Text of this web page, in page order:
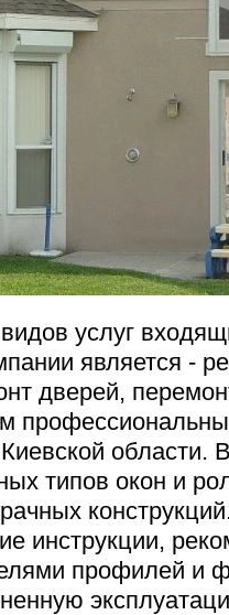
услуг
является -
дверей,
области.
типов окон и
инструкции,
профилей и